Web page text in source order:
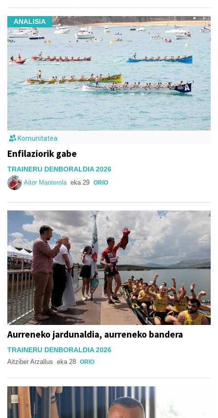
ANALISIA
Komunitatea
Enfilaziorik gabe
TRAINERU DENBORALDIA 2026
Aitor Manterola eka 29 ORIO
Aurreneko jardunaldia, aurreneko bandera
TRAINERU DENBORALDIA 2026
Aitziber Arzallus eka 28 ORIO